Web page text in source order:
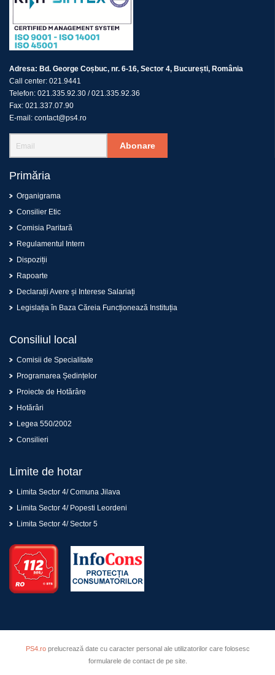
Adresa: Bd. George Coșbuc, nr. 6-16, Sector 4, București, România
Call center: 021.9441
Telefon: 021.335.92.30 /021.335.92.36
Fax: 021.337.07.90
E-mail: contact@ps4.ro
Abonare
Primăria
Organigrama
Consilier Etic
Comisia Paritară
Regulamentul Intern
Dispoziții
Rapoarte
Declarații Avere și Interese Salariați
Legislația în Baza Căreia Funcționează Instituția
Consiliul local
Comisii de Specialitate
Programarea Ședințelor
Proiecte de Hotărâre
Hotărâri
Legea 550/2002
Consilieri
Limite de hotar
Limita Sector 4/ Comuna Jilava
Limita Sector 4/ Popesti Leordeni
Limita Sector 4/ Sector 5
PS4.roprelucrează date cu caracter personal ale utilizatorilor care folosesc
formularele de contact de pe site.